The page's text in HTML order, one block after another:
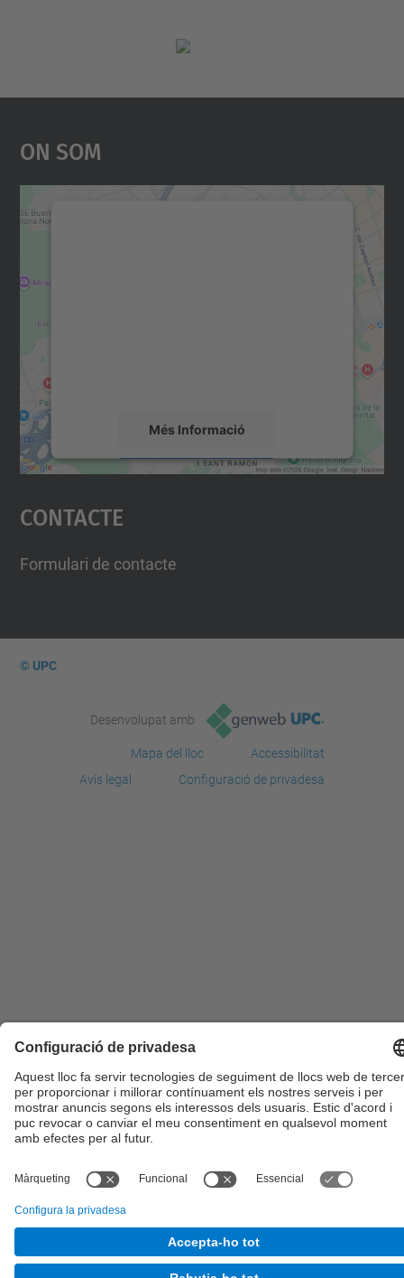
On Som
Més Informació
Accepta
powered by
Contacte
Formulari de contacte
© UPC
Desenvolupat amb
Mapa del lloc
Accessibilitat
Avís legal
Configuració de privadesa